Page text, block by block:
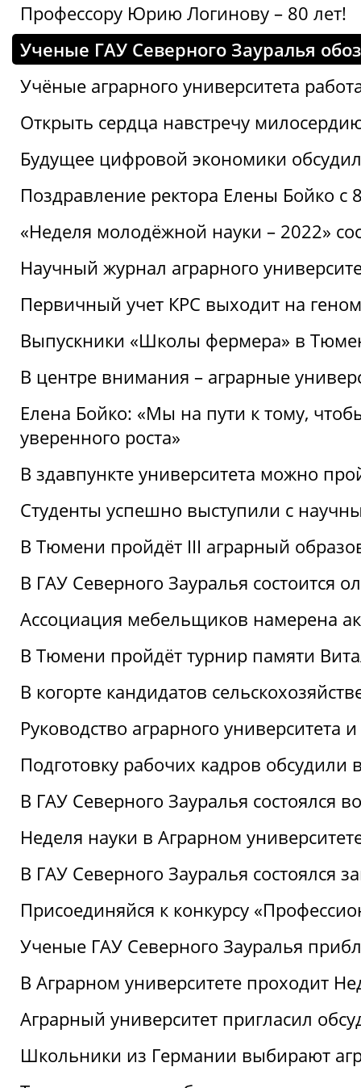
Профессору Юрию Логинову – 80 лет!
Ученые ГАУ Северного Зауралья
Учёные аграрного университета
Открыть сердца навстречу
Будущее цифровой экономики
Поздравление ректора Елены Бойко с
«Неделя молодёжной науки – 2022»
Научный журнал аграрного
Первичный учет КРС выходит на
Выпускники «Школы фермера» в
В центре внимания – аграрные
Елена Бойко: «Мы на пути к тому,
уверенного роста»
В здавпункте университета можно
Студенты успешно выступили с
В Тюмени пройдёт III аграрный
В ГАУ Северного Зауралья состоится
Ассоциация мебельщиков намерена
В Тюмени пройдёт турнир памяти
В когорте кандидатов
Руководство аграрного
Подготовку рабочих кадров
В ГАУ Северного Зауралья состоялся
Неделя науки в Аграрном
В ГАУ Северного Зауралья
Присоединяйся к конкурсу
Ученые ГАУ Северного Зауралья
В Аграрном университете проходит
Аграрный университет пригласил
Школьники из Германии выбирают